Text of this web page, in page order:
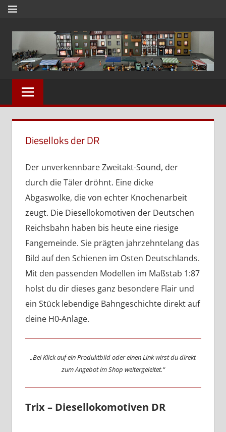
Zum
MENÜ
Modellbauwelt24
Modell
und
Dioramenbau
in
1zu87,
Reisebilder
Dieselloks der DR
Der unverkennbare Zweitakt-Sound, der
durch die Täler dröhnt. Eine dicke
Abgaswolke, die von echter Knochenarbeit
zeugt. Die Diesellokomotiven der Deutschen
Reichsbahn haben bis heute eine riesige
Fangemeinde. Sie prägten jahrzehntelang das
Bild auf den Schienen im Osten Deutschlands.
Mit den passenden Modellen im Maßstab 1:87
holst du dir dieses ganz besondere Flair und
ein Stück lebendige Bahngeschichte direkt auf
deine H0-Anlage.
„Bei Klick auf ein Produktbild oder einen Link wirst du direkt
zum Angebot im Shop weitergeleitet.“
Trix – Diesellokomotiven DR